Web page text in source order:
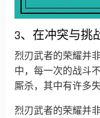
3、在冲突与挑
烈刃武者的荣耀并
中，每一次的战斗
厮杀，其中有许多
烈刃武者的荣耀并